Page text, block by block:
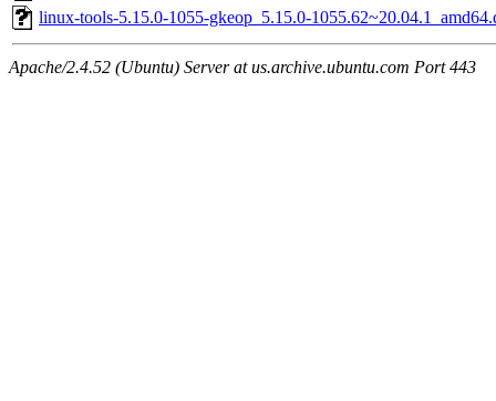
linux-tools-5.15.0-1055-gkeop_5.15.0-
Apache/2.4.52 (Ubuntu) Server at us.archive.ubuntu.com Port 443